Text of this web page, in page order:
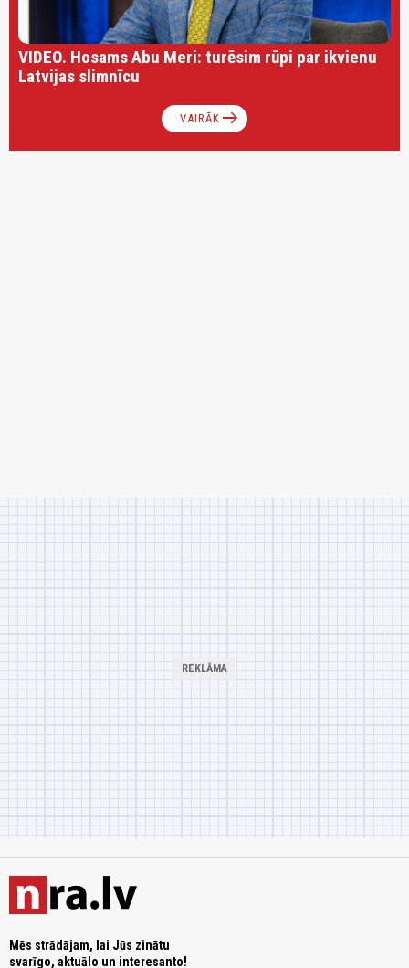
VIDEO. Hosams Abu Meri: turēsim rūpi par ikvienu
Latvijas slimnīcu
VAIRĀK arrow_right_alt
Mēs strādājam, lai Jūs zinātu
svarīgo, aktuālo un interesanto!